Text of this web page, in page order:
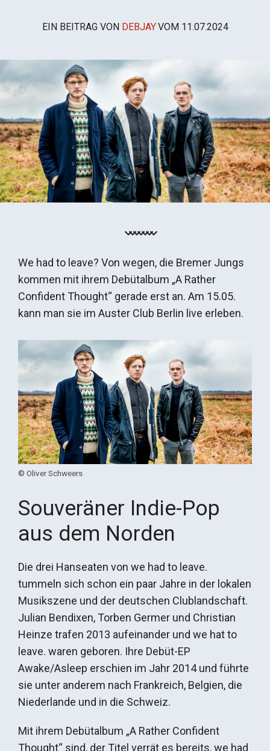
EIN BEITRAG VON DEBJAYVOM 11.07.2024
We had to leave? Von wegen, die Bremer Jungs
kommen mit ihrem Debütalbum „A Rather
Confident Thought“ gerade erst an. Am 15.05.
kann man sie im Auster Club Berlin live erleben.
© Oliver Schweers
Souveräner Indie-Pop
aus dem Norden
Die drei Hanseaten von we had to leave.
tummeln sich schon ein paar Jahre in der lokalen
Musikszene und der deutschen Clublandschaft.
Julian Bendixen, Torben Germer und Christian
Heinze trafen 2013 aufeinander und we hat to
leave. waren geboren. Ihre Debüt-EP
Awake/Asleep erschien im Jahr 2014 und führte
sie unter anderem nach Frankreich, Belgien, die
Niederlande und in die Schweiz.
Mit ihrem Debütalbum „A Rather Confident
Thought“ sind, der Titel verrät es bereits, we had